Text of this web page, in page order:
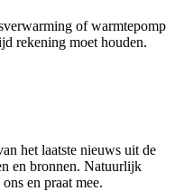
of warmtepomp
rekening moet houden.
het laatste nieuws uit de
en bronnen. Natuurlijk
en praat mee.